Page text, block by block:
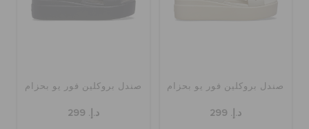
صندل بروكلين فور يو بحزام
د.إ. 299
صندل بروكلين فور يو بحزام
د.إ. 299